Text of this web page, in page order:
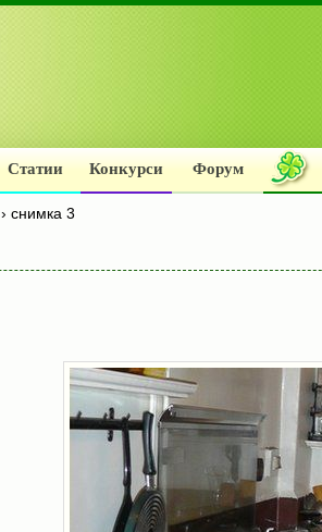
Статии Конкурси Форум
› снимка 3